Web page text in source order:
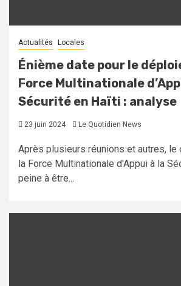
Actualités Locales
Énième date pour le
Force Multinationale
Sécurité en Haïti : analyse
23 juin 2024 Le Quotidien News
Après plusieurs réunions et autres, le
la Force Multinationale d'Appui à la
peine à être...